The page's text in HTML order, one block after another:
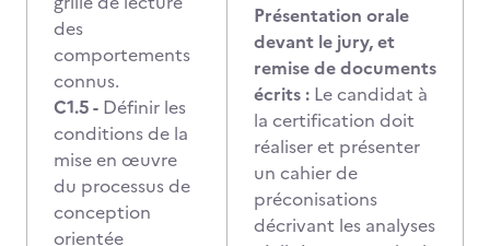
des
comportements
connus.
C1.5 - Définir les
conditions de la
mise en œuvre
du processus de
conception
orientée
Présentation orale
devant le jury, et
remise de documents
écrits : Le candidat à
la certification doit
réaliser et présenter
un cahier de
préconisations
décrivant les analyses